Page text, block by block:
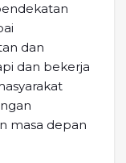
dan
dan bekerja
masa depan